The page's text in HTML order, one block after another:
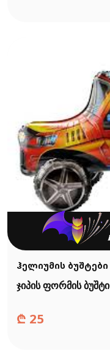
ჰელიუმის ბუშტები
ჯიპის ფორმის ბუშტი
₾ 25